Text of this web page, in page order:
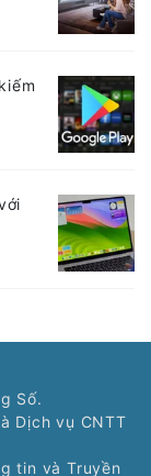
Số.
Dịch vụ CNTT
tin và Truyền